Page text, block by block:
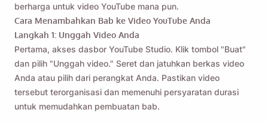
berharga untuk video YouTube mana pun.
Cara Menambahkan Bab ke Video YouTube Anda
Langkah 1: Unggah Video Anda
Pertama, akses dasbor YouTube Studio. Klik tombol "Buat"
dan pilih "Unggah video." Seret dan jatuhkan berkas video
Anda atau pilih dari perangkat Anda. Pastikan video
tersebut terorganisasi dan memenuhi persyaratan durasi
untuk memudahkan pembuatan bab.